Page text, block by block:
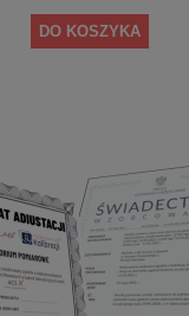
DO KOSZYKA